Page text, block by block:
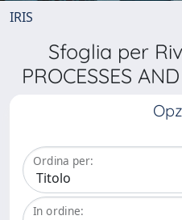
IRIS
Sfoglia per
PROCESSES
Ordina per:
In ordine: